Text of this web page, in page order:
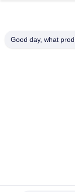
Etiketten
De
Good day, what